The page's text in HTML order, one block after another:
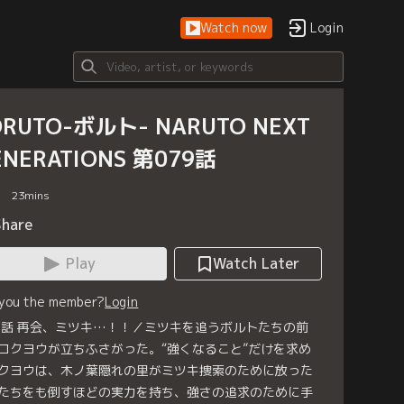
Watch now Login
ボルト- NARUTO NEXT
第079話
23mins
Play
Watch Later
the member?Login
再会、ミツキ…！！／ミツキを追うボルトたちの前
クヨウが立ちふさがった。“強くなること”だけを求め
ヨウは、木ノ葉隠れの里がミツキ捜索のために放った
ちをも倒すほどの実力を持ち、強さの追求のために手